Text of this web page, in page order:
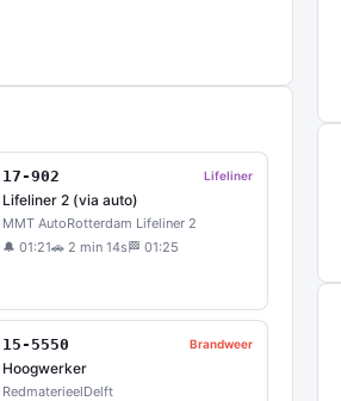
17-902 Lifeliner
Lifeliner 2 (via auto)
MMT AutoRotterdam Lifeliner 2
🔔 01:21🚗 2 min 14s 🏁 01:25
15-5550 Brandweer
Hoogwerker
RedmaterieelDelft